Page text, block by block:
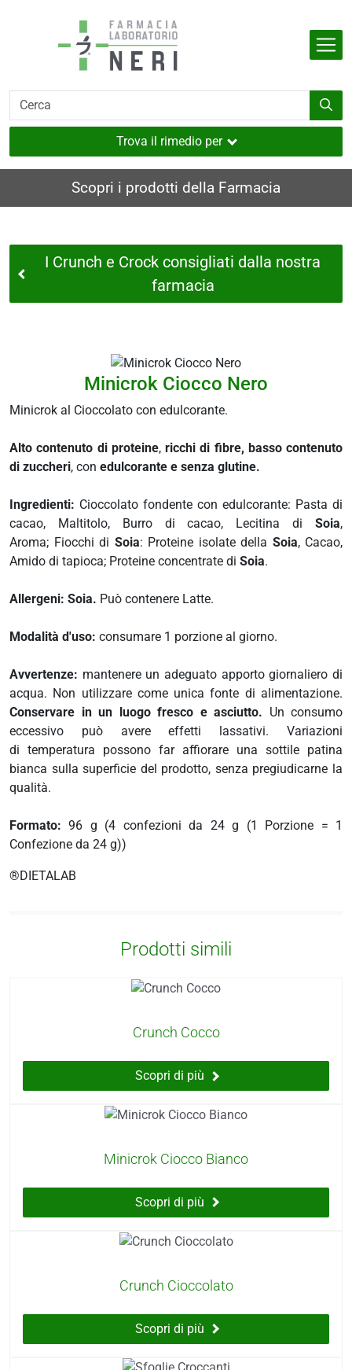
Trova il rimedio per
Scopri i prodotti della Farmacia
muscoli
fisico
I Crunch e Crock consigliati dalla nostra
farmacia
Minicrok Ciocco Nero
Minicrok al Cioccolato con edulcorante.
Alto contenuto di proteine, ricchi di fibre, basso contenuto
di zuccheri, con edulcorante e senza glutine.
Ingredienti: Cioccolato fondente con edulcorante: Pasta di
cacao, Maltitolo, Burro di cacao, Lecitina di Soia,
Aroma; Fiocchi di Soia: Proteine isolate della Soia, Cacao,
Amido di tapioca; Proteine concentrate di Soia.
Allergeni: Soia. Può contenere Latte.
Modalità d'uso: consumare 1 porzione al giorno.
Avvertenze: mantenere un adeguato apporto giornaliero di
acqua. Non utilizzare come unica fonte di alimentazione.
Conservare in un luogo fresco e asciutto. Un consumo
eccessivo può avere effetti lassativi. Variazioni
di temperatura possono far affiorare una sottile patina
bianca sulla superficie del prodotto, senza pregiudicarne la
qualità.
Formato: 96 g (4 confezioni da 24 g (1 Porzione = 1
Confezione da 24 g))
®DIETALAB
Prodotti simili
Crunch Cocco
Scopri di più
Minicrok Ciocco Bianco
Scopri di più
Crunch Cioccolato
Scopri di più